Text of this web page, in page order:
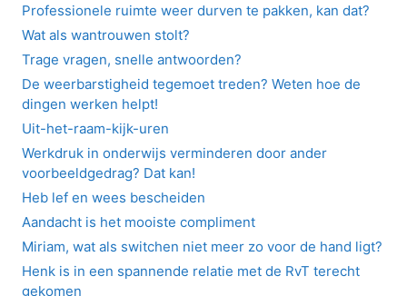
Professionele ruimte weer durven te pakken, kan dat?
Wat als wantrouwen stolt?
Trage vragen, snelle antwoorden?
De weerbarstigheid tegemoet treden? Weten hoe de
dingen werken helpt!
Uit-het-raam-kijk-uren
Werkdruk in onderwijs verminderen door ander
voorbeeldgedrag? Dat kan!
Heb lef en wees bescheiden
Aandacht is het mooiste compliment
Miriam, wat als switchen niet meer zo voor de hand ligt?
Henk is in een spannende relatie met de RvT terecht
gekomen